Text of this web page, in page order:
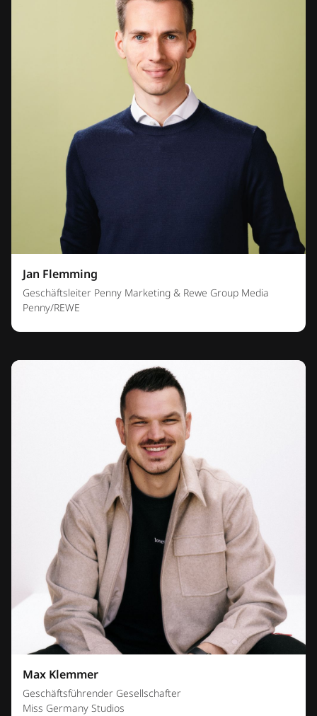
Jan Flemming
Geschäftsleiter Penny Marketing & Rewe Group Media
Penny/REWE
Max Klemmer
Geschäftsführender Gesellschafter
Miss Germany Studios